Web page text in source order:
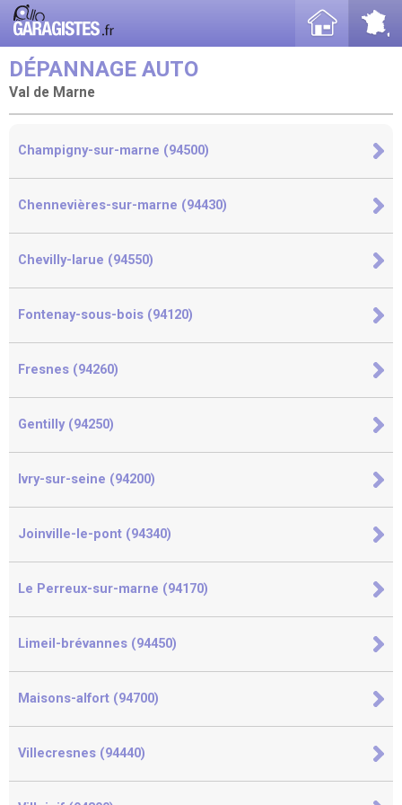
DÉPANNAGE AUTO
Val de Marne
Champigny-sur-marne (94500)
Chennevières-sur-marne (94430)
Chevilly-larue (94550)
Fontenay-sous-bois (94120)
Fresnes (94260)
Gentilly (94250)
Ivry-sur-seine (94200)
Joinville-le-pont (94340)
Le Perreux-sur-marne (94170)
Limeil-brévannes (94450)
Maisons-alfort (94700)
Villecresnes (94440)